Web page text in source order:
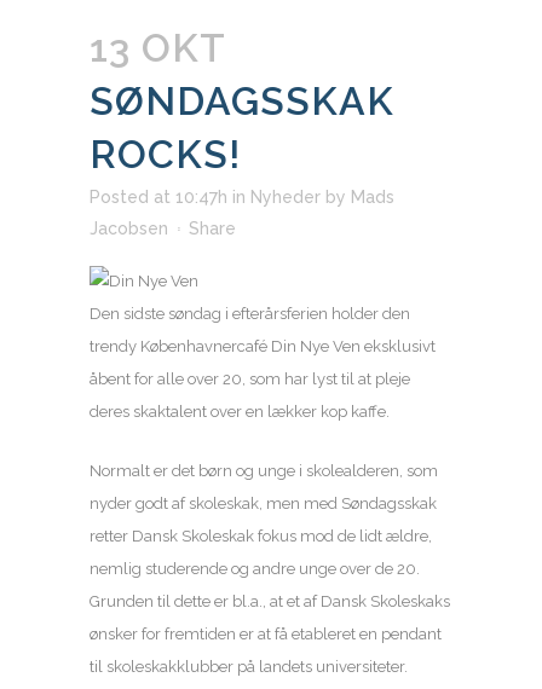
13 OKT
SØNDAGSSKAK
ROCKS!
Posted at 10:47h in Nyheder by Mads
Jacobsen
Share
Den sidste søndag i efterårsferien holder den
trendy Københavnercafé Din Nye Ven eksklusivt
åbent for alle over 20, som har lyst til at pleje
deres skaktalent over en lækker kop kaffe.
Normalt er det børn og unge i skolealderen, som
nyder godt af skoleskak, men med Søndagsskak
retter Dansk Skoleskak fokus mod de lidt ældre,
nemlig studerende og andre unge over de 20.
Grunden til dette er bl.a., at et af Dansk Skoleskaks
ønsker for fremtiden er at få etableret en pendant
til skoleskakklubber på landets universiteter.